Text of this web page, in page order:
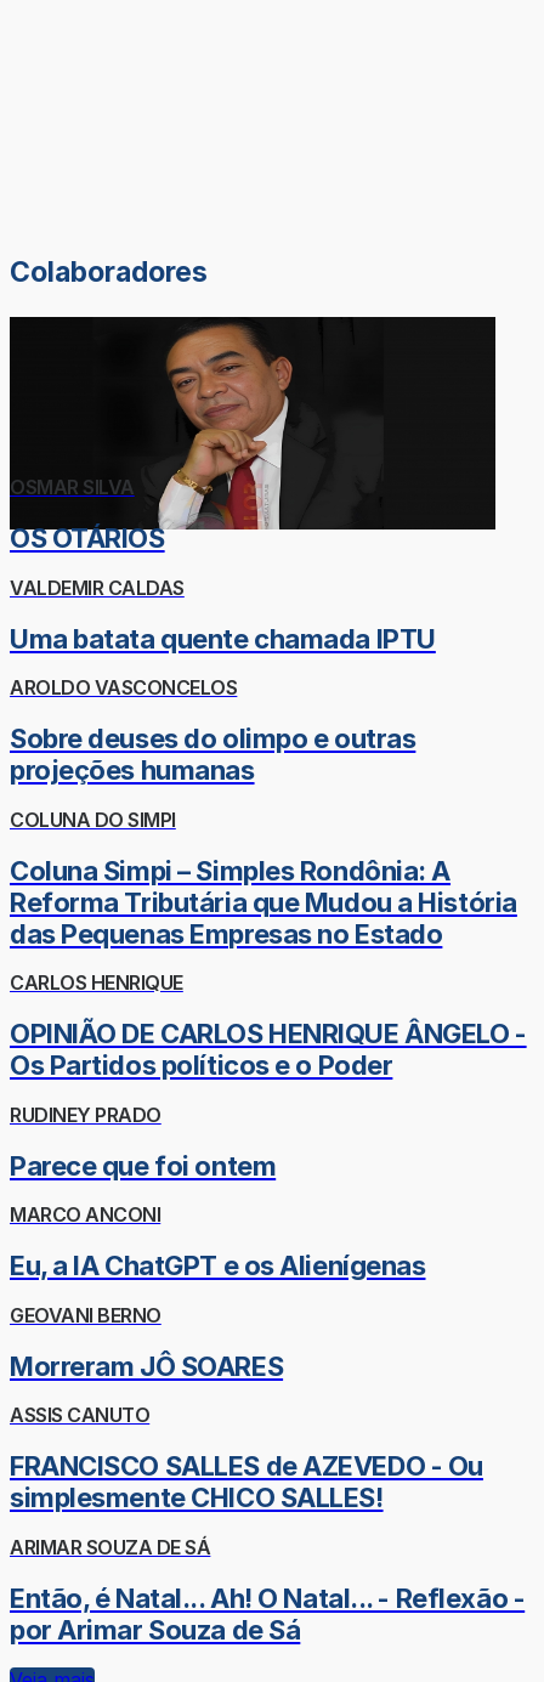
Colaboradores
OSMAR SILVA
OS OTÁRIOS
VALDEMIR CALDAS
Uma batata quente chamada IPTU
AROLDO VASCONCELOS
Sobre deuses do olimpo e outras
projeções humanas
COLUNA DO SIMPI
Coluna Simpi – Simples Rondônia: A
Reforma Tributária que Mudou a História
das Pequenas Empresas no Estado
CARLOS HENRIQUE
OPINIÃO DE CARLOS HENRIQUE ÂNGELO -
Os Partidos políticos e o Poder
RUDINEY PRADO
Parece que foi ontem
MARCO ANCONI
Eu, a IA ChatGPT e os Alienígenas
GEOVANI BERNO
Morreram JÔ SOARES
ASSIS CANUTO
FRANCISCO SALLES de AZEVEDO - Ou
simplesmente CHICO SALLES!
ARIMAR SOUZA DE SÁ
Então, é Natal... Ah! O Natal... - Reflexão -
por Arimar Souza de Sá